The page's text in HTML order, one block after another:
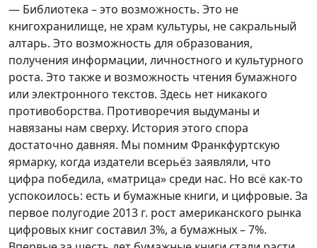
— Библиотека – это возможность. Это не
книгохранилище, не храм культуры, не сакральный
алтарь. Это возможность для образования,
получения информации, личностного и культурного
роста. Это также и возможность чтения бумажного
или электронного текстов. Здесь нет никакого
противоборства. Противоречия выдуманы и
навязаны нам сверху. История этого спора
достаточно давняя. Мы помним Франкфуртскую
ярмарку, когда издатели всерьёз заявляли, что
цифра победила, «матрица» среди нас. Но всё как-то
успокоилось: есть и бумажные книги, и цифровые. За
первое полугодие 2013 г. рост американского рынка
цифровых книг составил 3%, а бумажных – 7%.